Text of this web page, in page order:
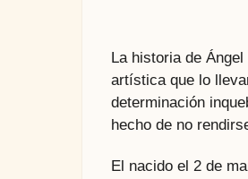
La historia de
artística que lo
determinación
hecho de no
El nacido el 2 de